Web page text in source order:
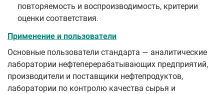
повторяемость и воспроизводимость, критерии
оценки соответствия.
Применение и пользователи
Основные пользователи стандарта — аналитические
лаборатории нефтеперерабатывающих предприятий,
производители и поставщики нефтепродуктов,
лаборатории по контролю качества сырья и